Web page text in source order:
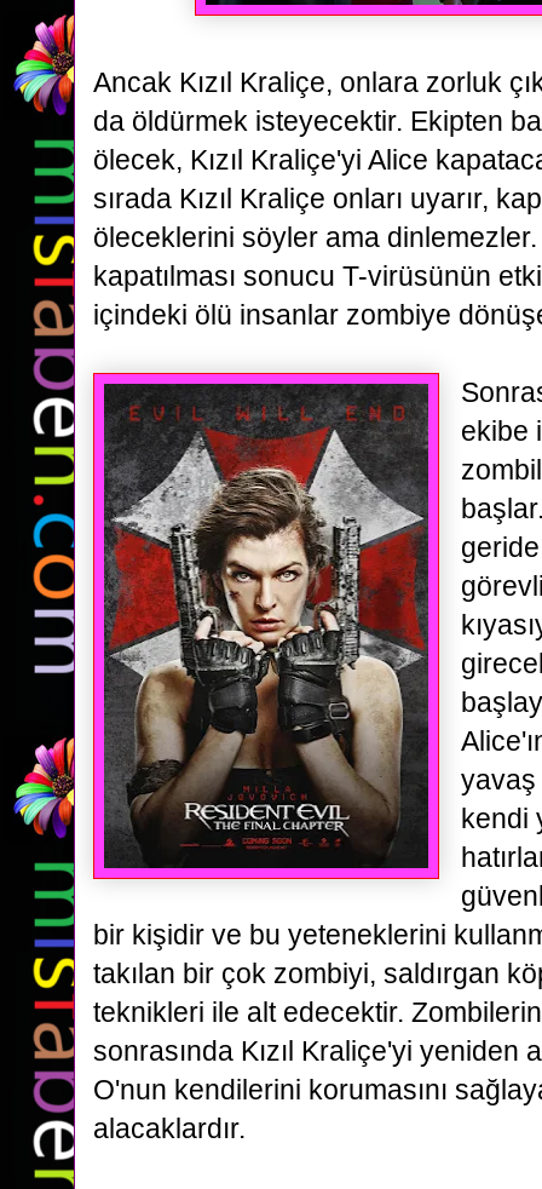
Ancak Kızıl Kraliçe, onlara zorluk
da öldürmek isteyecektir. Ekipten
ölecek, Kızıl Kraliçe'yi Alice
sırada Kızıl Kraliçe onları uyarır,
öleceklerini söyler ama dinlemezler.
kapatılması sonucu T-virüsünün
içindeki ölü insanlar zombiye
ekibe
yavaş
kendi
bir kişidir ve bu yeteneklerini
takılan bir çok zombiyi, saldırgan
teknikleri ile alt edecektir. Zombilerin
sonrasında Kızıl Kraliçe'yi yeniden
O'nun kendilerini korumasını
alacaklardır.